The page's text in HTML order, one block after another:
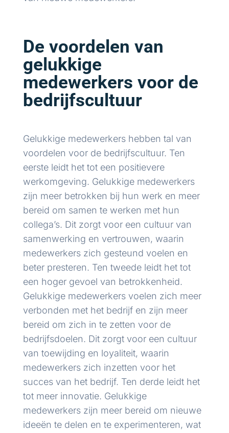
De voordelen van
gelukkige
medewerkers voor de
bedrijfscultuur
Gelukkige medewerkers hebben tal van
voordelen voor de bedrijfscultuur. Ten
eerste leidt het tot een positievere
werkomgeving. Gelukkige medewerkers
zijn meer betrokken bij hun werk en meer
bereid om samen te werken met hun
collega’s. Dit zorgt voor een cultuur van
samenwerking en vertrouwen, waarin
medewerkers zich gesteund voelen en
beter presteren. Ten tweede leidt het tot
een hoger gevoel van betrokkenheid.
Gelukkige medewerkers voelen zich meer
verbonden met het bedrijf en zijn meer
bereid om zich in te zetten voor de
bedrijfsdoelen. Dit zorgt voor een cultuur
van toewijding en loyaliteit, waarin
medewerkers zich inzetten voor het
succes van het bedrijf. Ten derde leidt het
tot meer innovatie. Gelukkige
medewerkers zijn meer bereid om nieuwe
ideeën te delen en te experimenteren, wat